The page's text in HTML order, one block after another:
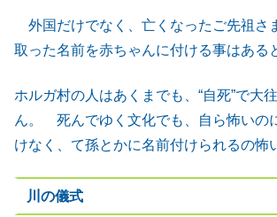
外国だけでなく、亡くなったご先祖さ
取った名前を赤ちゃんに付ける事はあ
ホルガ村の人はあくまでも、“自死”で大
ん。 死んでゆく文化でも、自ら怖いの
けなく、て孫とかに名前付けられるの怖
川の儀式